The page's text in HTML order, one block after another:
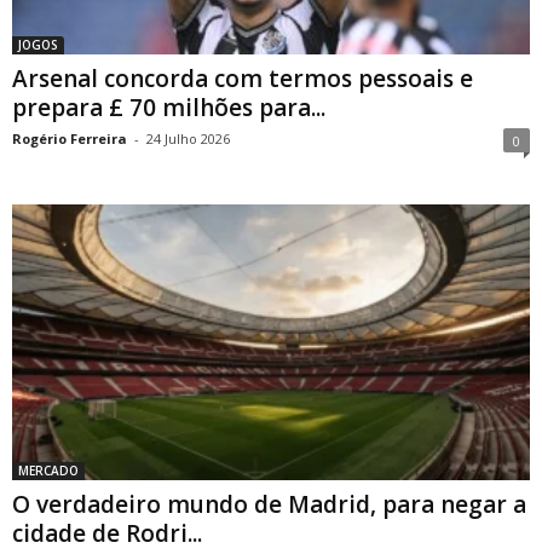
JOGOS
Arsenal concorda com termos pessoais e
prepara £ 70 milhões para...
Rogério Ferreira - 24 Julho 2026 0
MERCADO
O verdadeiro mundo de Madrid, para negar a
cidade de Rodri...